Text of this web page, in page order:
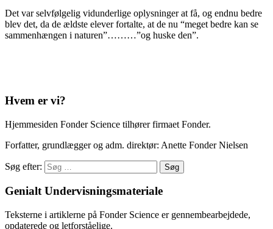
Det var selvfølgelig vidunderlige oplysninger at få, og endnu bedre
blev det, da de ældste elever fortalte, at de nu “meget bedre kan se
sammenhængen i naturen”………”og huske den”.
Hvem er vi?
Hjemmesiden Fonder Science tilhører firmaet Fonder.
Forfatter, grundlægger og adm. direktør: Anette Fonder Nielsen
Søg efter:
Genialt Undervisningsmateriale
Teksterne i artiklerne på Fonder Science er gennembearbejdede,
opdaterede og letforståelige.